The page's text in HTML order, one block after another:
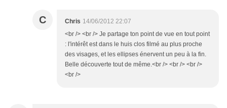
C Chris 14/06/2012 22:07
<br /> <br /> Je partage ton point de vue en tout point
: l'intérêt est dans le huis clos filmé au plus proche
des visages, et les ellipses énervent un peu à la fin.
Belle découverte tout de même.<br /> <br /> <br />
<br />